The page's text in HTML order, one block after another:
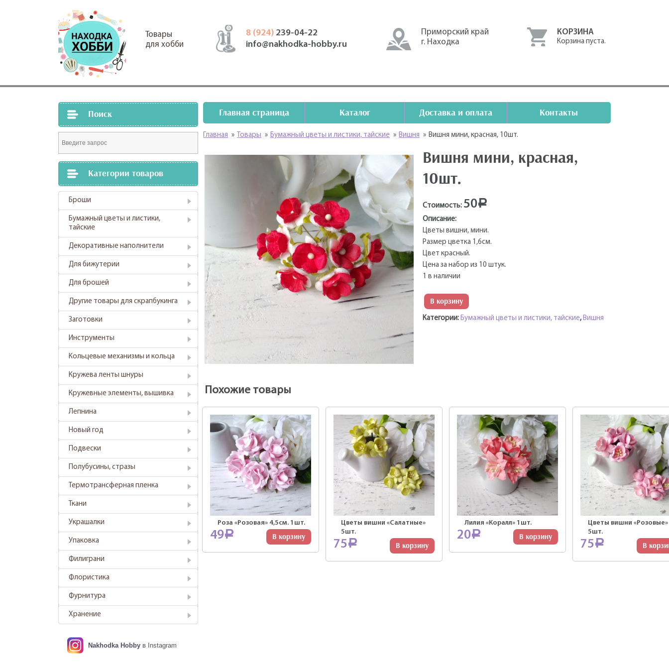
Товары
для хобби
8 (924) 239-04-22
info@nakhodka-hobby.ru
Приморский край
г. Находка
КОРЗИНА
Корзина пуста.
Поиск
Категории товаров
Броши
Бумажный цветы и листики,
тайские
Декоративные наполнители
Для бижутерии
Для брошей
Другие товары для скрапбукинга
Заготовки
Инструменты
Кольцевые механизмы и кольца
Кружева ленты шнуры
Кружевные элементы, вышивка
Лепнина
Новый год
Подвески
Полубусины, стразы
Термотрансферная пленка
Ткани
Украшалки
Упаковка
Филиграни
Флористика
Фурнитура
Хранение
Nakhodka Hobby в Instagram
Главная страница Каталог Доставка и оплата Контакты
Главная » Товары » Бумажный цветы и листики, тайские » Вишня » Вишня мини, красная, 10шт.
Вишня мини, красная,
10шт.
Стоимость: 50Р
Описание:
Цветы вишни, мини.
Размер цветка 1,6см.
Цвет красный.
Цена за набор из 10 штук.
1 в наличии
В корзину
Категории:Бумажный цветы и листики, тайские,Вишня
Похожие товары
Роза «Розовая» 4,5см. 1шт.
49Р В корзину
Цветы вишни «Салатные»
5шт.
75Р В корзину
Лилия «Коралл» 1шт.
20Р В корзину
Цветы вишни «Розовые»
5шт.
75Р В